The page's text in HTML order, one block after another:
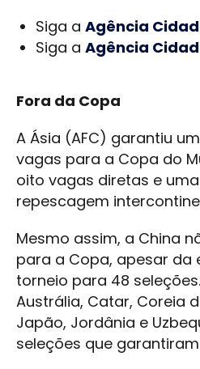
Siga a Agência
Siga a Agência
Fora da Copa
A Ásia (AFC) garantiu
vagas para a Copa do
oito vagas diretas e
repescagem
Mesmo assim, a China
para a Copa, apesar da
torneio para 48
Austrália, Catar, Coreia
Japão, Jordânia e
seleções que